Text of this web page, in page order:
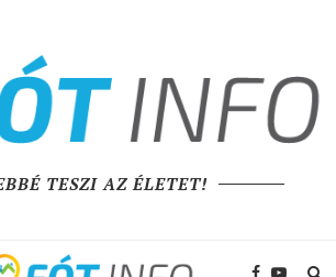
TESZI AZ ÉLETET!